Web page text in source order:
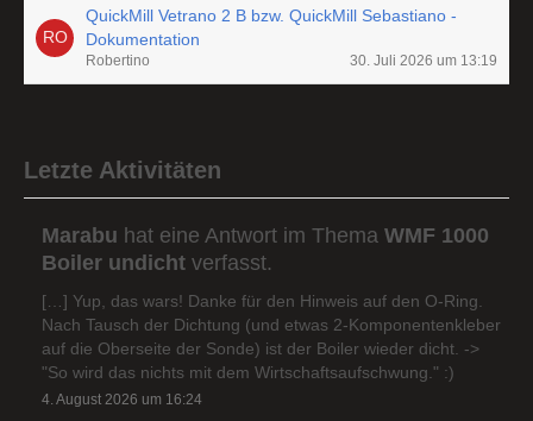
QuickMill Vetrano 2 B bzw. QuickMill Sebastiano -
Dokumentation
Robertino 30. Juli 2026 um 13:19
Letzte Aktivitäten
Marabu hat eine Antwort im Thema WMF 1000
Boiler undicht verfasst.
[…] Yup, das wars! Danke für den Hinweis auf den O-Ring.
Nach Tausch der Dichtung (und etwas 2-Komponentenkleber
auf die Oberseite der Sonde) ist der Boiler wieder dicht. ->
"So wird das nichts mit dem Wirtschaftsaufschwung." :)
4. August 2026 um 16:24